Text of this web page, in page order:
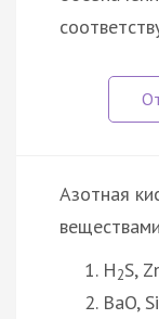
Азотная
H2S,
BaO,